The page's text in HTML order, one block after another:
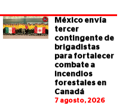
México envía
tercer
contingente de
brigadistas
para fortalecer
combate a
incendios
forestales en
Canadá
7 agosto, 2026